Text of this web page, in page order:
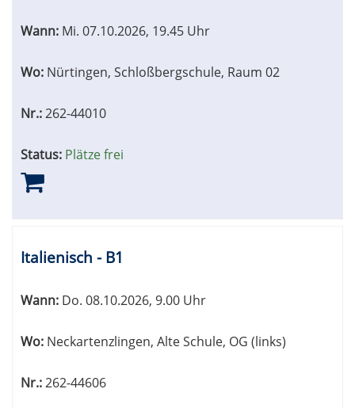
Wann: Mi. 07.10.2026, 19.45 Uhr
Wo: Nürtingen, Schloßbergschule, Raum 02
Nr.:262-44010
Status: Plätze frei
Italienisch - B1
Wann: Do. 08.10.2026, 9.00 Uhr
Wo: Neckartenzlingen, Alte Schule, OG (links)
Nr.:262-44606